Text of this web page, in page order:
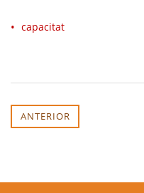
capacitat
ANTERIOR